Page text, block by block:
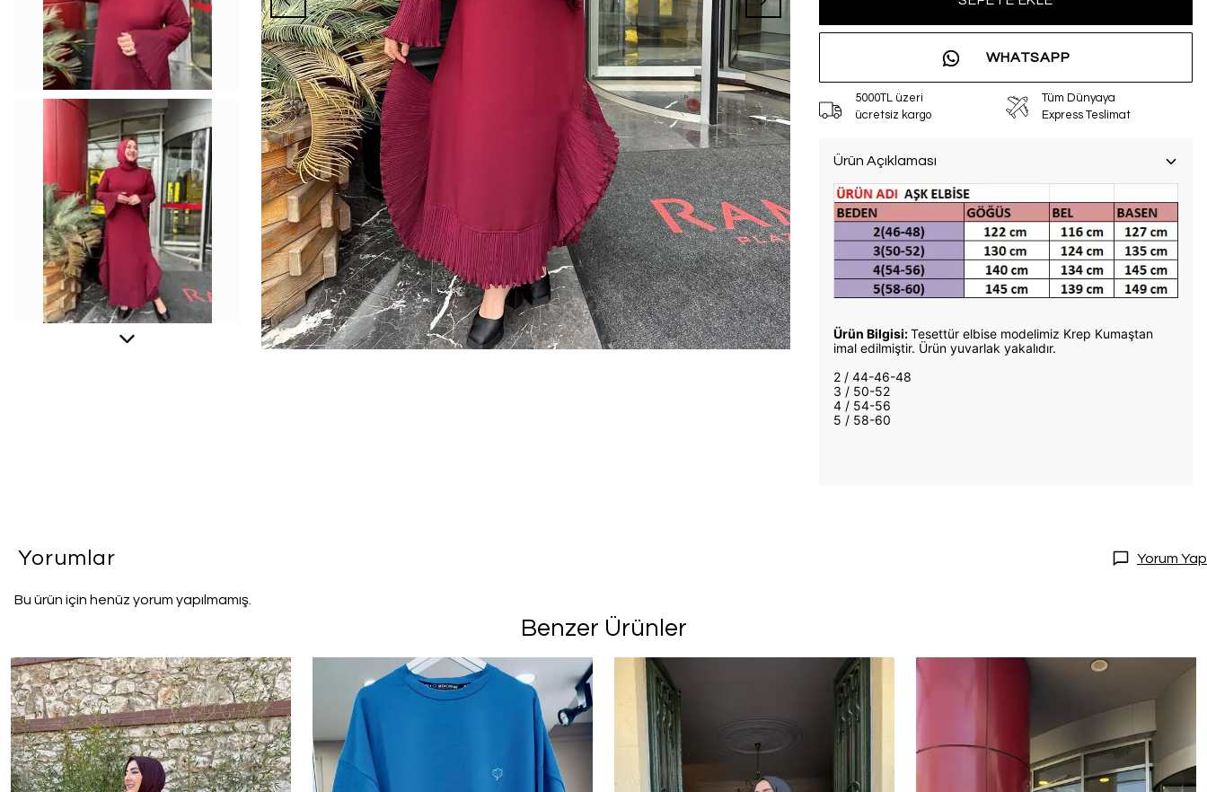
WHATSAPP
5000TL üzeri
ücretsiz kargo
Tüm Dünyaya
Express Teslimat
Ürün Açıklaması
Ürün Bilgisi:Tesettür elbise modelimiz Krep Kumaştan
imal edilmiştir. Ürün yuvarlak yakalıdır.
2 / 44-46-48
3 / 50-52
4 / 54-56
5 / 58-60
Yorumlar Yorum Yap
Bu ürün için henüz yorum yapılmamış.
Benzer Ürünler